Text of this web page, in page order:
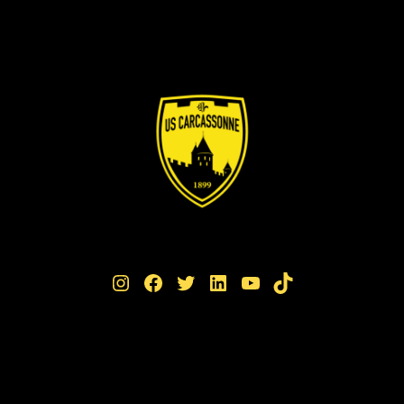
Instagram Facebook Twitter LinkedIn YouTube TikTok